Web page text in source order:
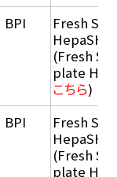
BPI
Fresh
HepaSH®
(Fresh
plate
こちら)
BPI
Fresh
HepaSH®
(Fresh
plate